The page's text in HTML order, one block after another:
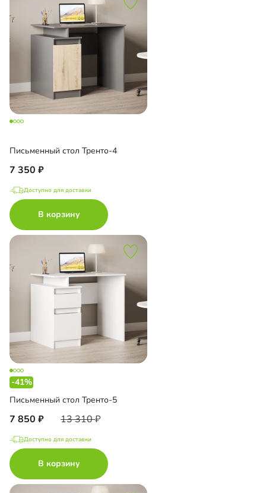
Письменный стол Тренто-4
7 350
Доступно для доставки
В корзину
-41%
Письменный стол Тренто-5
7 850 13 310
Доступно для доставки
В корзину